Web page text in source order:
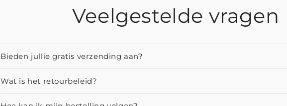
Veelgestelde vragen
Bieden jullie gratis verzending aan?
Wat is het retourbeleid?